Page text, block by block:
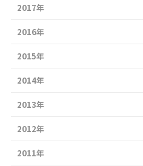
2017年
2016年
2015年
2014年
2013年
2012年
2011年